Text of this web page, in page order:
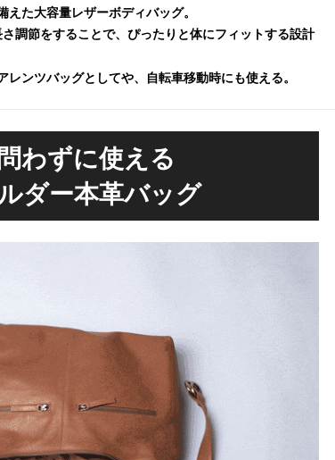
た大容量レザーボディバッグ。
調節をすることで、ぴったりと体にフィットする設計
ンツバッグとしてや、自転車移動時にも使える。
わずに使える
ダー本革バッグ